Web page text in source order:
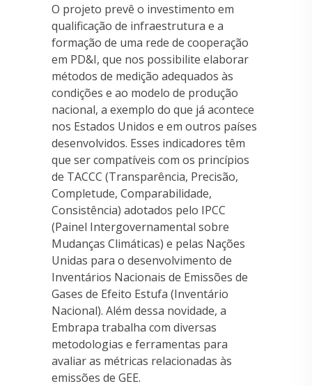
O projeto prevê o investimento em
qualificação de infraestrutura e a
formação de uma rede de cooperação
em PD&I, que nos possibilite elaborar
métodos de medição adequados às
condições e ao modelo de produção
nacional, a exemplo do que já acontece
nos Estados Unidos e em outros países
desenvolvidos. Esses indicadores têm
que ser compatíveis com os princípios
de TACCC (Transparência, Precisão,
Completude, Comparabilidade,
Consistência) adotados pelo IPCC
(Painel Intergovernamental sobre
Mudanças Climáticas) e pelas Nações
Unidas para o desenvolvimento de
Inventários Nacionais de Emissões de
Gases de Efeito Estufa (Inventário
Nacional). Além dessa novidade, a
Embrapa trabalha com diversas
metodologias e ferramentas para
avaliar as métricas relacionadas às
emissões de GEE.